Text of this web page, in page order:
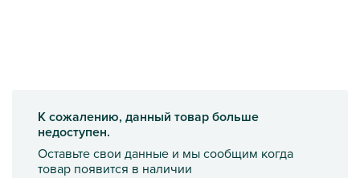
К сожалению, данный товар больше
недоступен.
Оставьте свои данные и мы сообщим когда
товар появится в наличии